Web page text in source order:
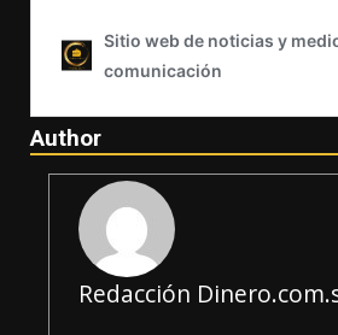
Author
Redacción